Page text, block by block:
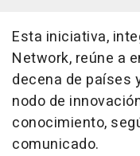
Esta iniciativa,
Network, reúne a
decena de países
nodo de
conocimiento,
comunicado.